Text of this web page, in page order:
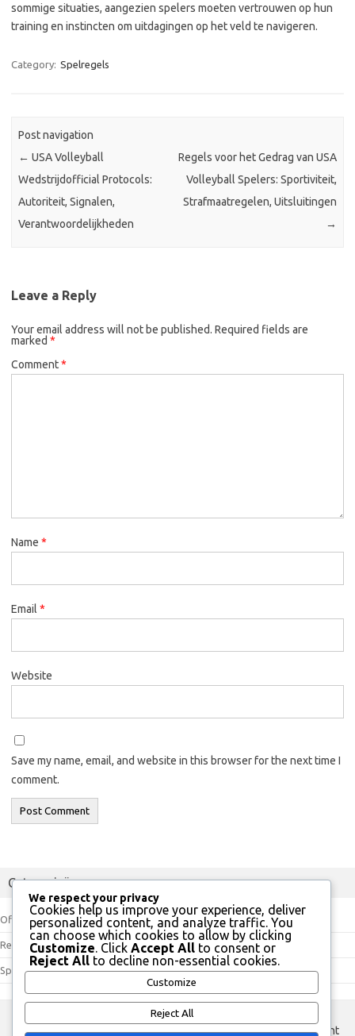
sommige situaties, aangezien spelers moeten vertrouwen op hun
training en instincten om uitdagingen op het veld te navigeren.
Category: Spelregels
Post navigation
← USA Volleyball
Wedstrijdofficial Protocols:
Autoriteit, Signalen,
Verantwoordelijkheden
Regels voor het Gedrag van USA
Volleyball Spelers: Sportiviteit,
Strafmaatregelen, Uitsluitingen
→
Leave a Reply
Your email address will not be published. Required fields are
marked *
Comment*
Name *
Email *
Website
Save my name, email, and website in this browser for the next time I
comment.
Categorieën
Officiële Richtlijnen
Regelinterpretaties
Spelregels
custom footer text left custom footer text right
We respect your privacy
Cookies help us improve your experience, deliver
personalized content, and analyze traffic. You
can choose which cookies to allow by clicking
Customize. Click Accept All to consent or
Reject All to decline non-essential cookies.
Customize
Reject All